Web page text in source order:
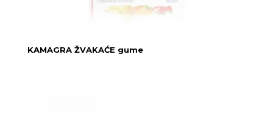
KAMAGRA ŽVAKAĆE gume